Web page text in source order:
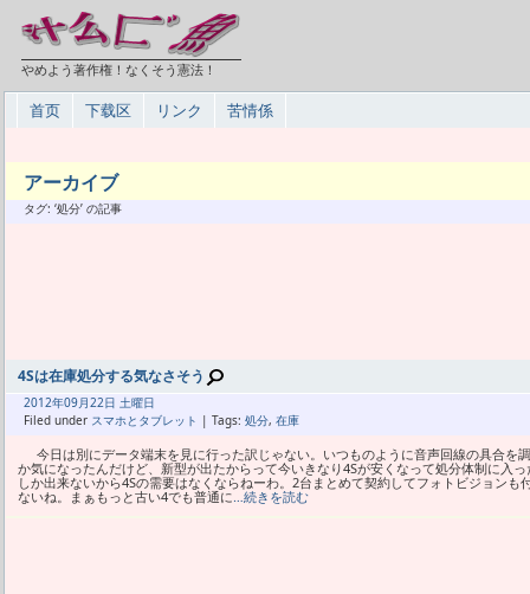
やめよう著作権！なくそう憲法！
首页 下载区 リンク 苦情係
アーカイブ
タグ: ‘処分’ の記事
4Sは在庫処分する気なさそう
2012年09月22日 土曜日
Filed under スマホとタブレット | Tags: 処分, 在庫
今日は別にデータ端末を見に行った訳じゃない。いつものように音声回線の具合を
か気になったんだけど、新型が出たからって今いきなり4Sが安くなって処分体制に入
しか出来ないから4Sの需要はなくならねーわ。2台まとめて契約してフォトビジョン
ないね。まぁもっと古い4でも普通に…続きを読む